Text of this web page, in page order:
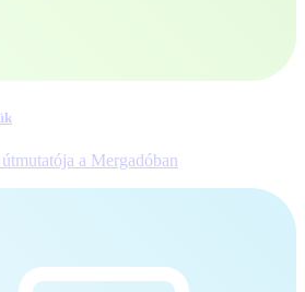
a Mergadóban